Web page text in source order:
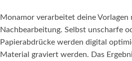
Monamor verarbeitet deine
Nachbearbeitung. Selbst unscharfe
Papierabdrücke werden digital
Material graviert werden. Das